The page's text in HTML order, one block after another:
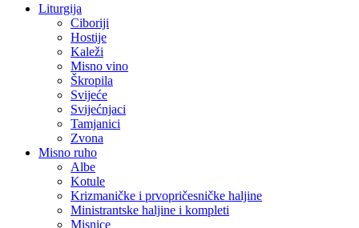
Liturgija
Ciboriji
Hostije
Kaleži
Misno vino
Škropila
Svijeće
Svijećnjaci
Tamjanici
Zvona
Misno ruho
Albe
Kotule
Krizmaničke i prvopričesničke haljine
Ministrantske haljine i kompleti
Misnice